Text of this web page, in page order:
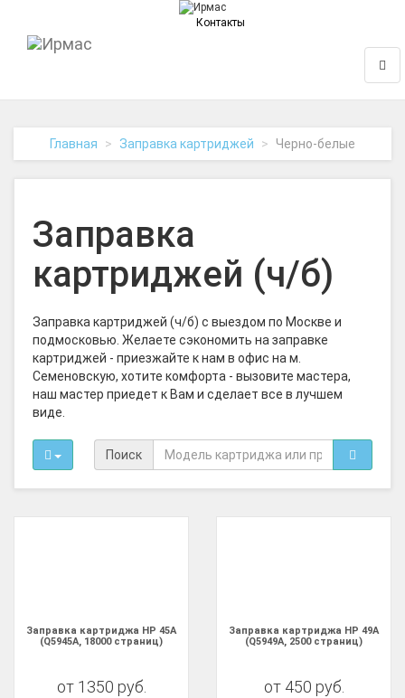
Контакты
Главная Заправка картриджей Черно-белые
Заправка
картриджей (ч/б)
Заправка картриджей (ч/б) с выездом по Москве и
подмосковью. Желаете сэкономить на заправке
картриджей - приезжайте к нам в офис на м.
Семеновскую, хотите комфорта - вызовите мастера,
наш мастер приедет к Вам и сделает все в лучшем
виде.
Поиск
Заправка картриджа HP 45A
(Q5945A, 18000 страниц)
от 1350 руб.
Заправка картриджа HP 49A
(Q5949A, 2500 страниц)
от 450 руб.